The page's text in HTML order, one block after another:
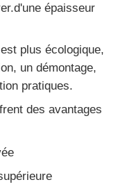
bois
de chaleur en
épaisseur
plus écologique,
un démontage,
pratiques.
des avantages